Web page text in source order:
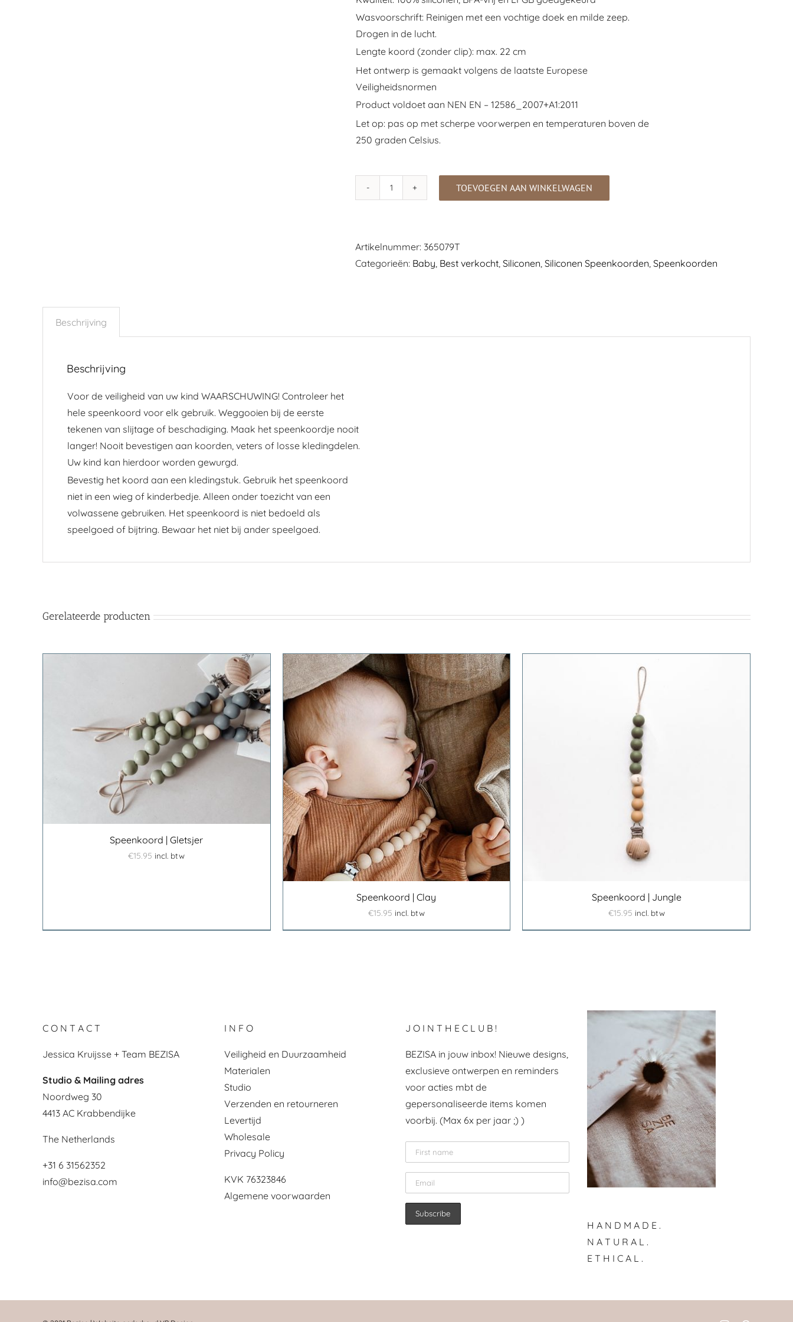
Wasvoorschrift: Reinigen met een vochtige doek en milde zeep.
Drogen in de lucht.
Lengte koord (zonder clip): max. 22 cm
Het ontwerp is gemaakt volgens de laatste Europese
Veiligheidsnormen
Product voldoet aan NEN EN – 12586_2007+A1:2011
Let op: pas op met scherpe voorwerpen en temperaturen boven de
250 graden Celsius.
aantal
TOEVOEGEN AAN WINKELWAGEN
Artikelnummer: 365079T
Categorieën: Baby, Best verkocht, Siliconen, Siliconen Speenkoorden, Speenkoorden
Beschrijving
Beschrijving
Voor de veiligheid van uw kind WAARSCHUWING! Controleer het
hele speenkoord voor elk gebruik. Weggooien bij de eerste
tekenen van slijtage of beschadiging. Maak het speenkoordje nooit
langer! Nooit bevestigen aan koorden, veters of losse kledingdelen.
Uw kind kan hierdoor worden gewurgd.
Bevestig het koord aan een kledingstuk. Gebruik het speenkoord
niet in een wieg of kinderbedje. Alleen onder toezicht van een
volwassene gebruiken. Het speenkoord is niet bedoeld als
speelgoed of bijtring. Bewaar het niet bij ander speelgoed.
Gerelateerde producten
Speenkoord | Gletsjer
€15.95 incl. btw
TOEVOEGEN AAN WINKELWAGEN
DETAILS
Speenkoord | Clay
€15.95 incl. btw
TOEVOEGEN AAN WINKELWAGEN
/
DETAILS
Speenkoord | Jungle
€15.95 incl. btw
C O N T A C T
Jessica Kruijsse + Team BEZISA
Studio & Mailing adres
Noordweg 30
4413 AC Krabbendijke
The Netherlands
+31 6 31562352
info@bezisa.com
I N F O
Veiligheid en Duurzaamheid
Materialen
Studio
Verzenden en retourneren
Levertijd
Wholesale
Privacy Policy
KVK 76323846
Algemene voorwaarden
J O I N T H E C L U B !
BEZISA in jouw inbox! Nieuwe designs,
exclusieve ontwerpen en reminders
voor acties mbt de
gepersonaliseerde items komen
voorbij. (Max 6x per jaar ;) )
H A N D M A D E .
N A T U R A L .
E T H I C A L .